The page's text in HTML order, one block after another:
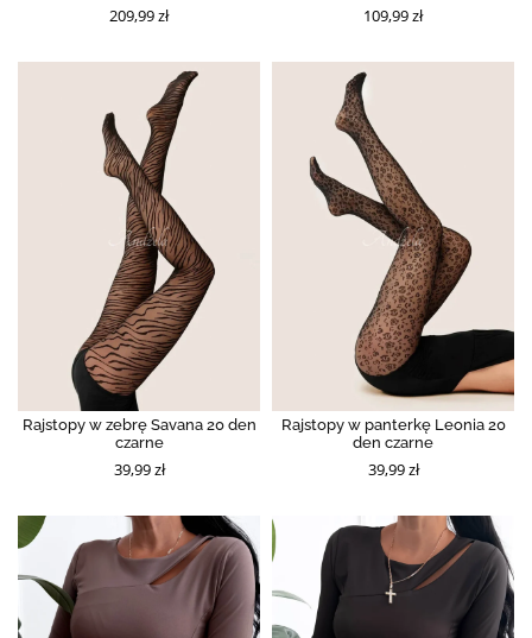
209,99 zł 109,99 zł
Rajstopy w zebrę Savana 20 den
czarne
39,99 zł
Rajstopy w panterkę Leonia 20
den czarne
39,99 zł